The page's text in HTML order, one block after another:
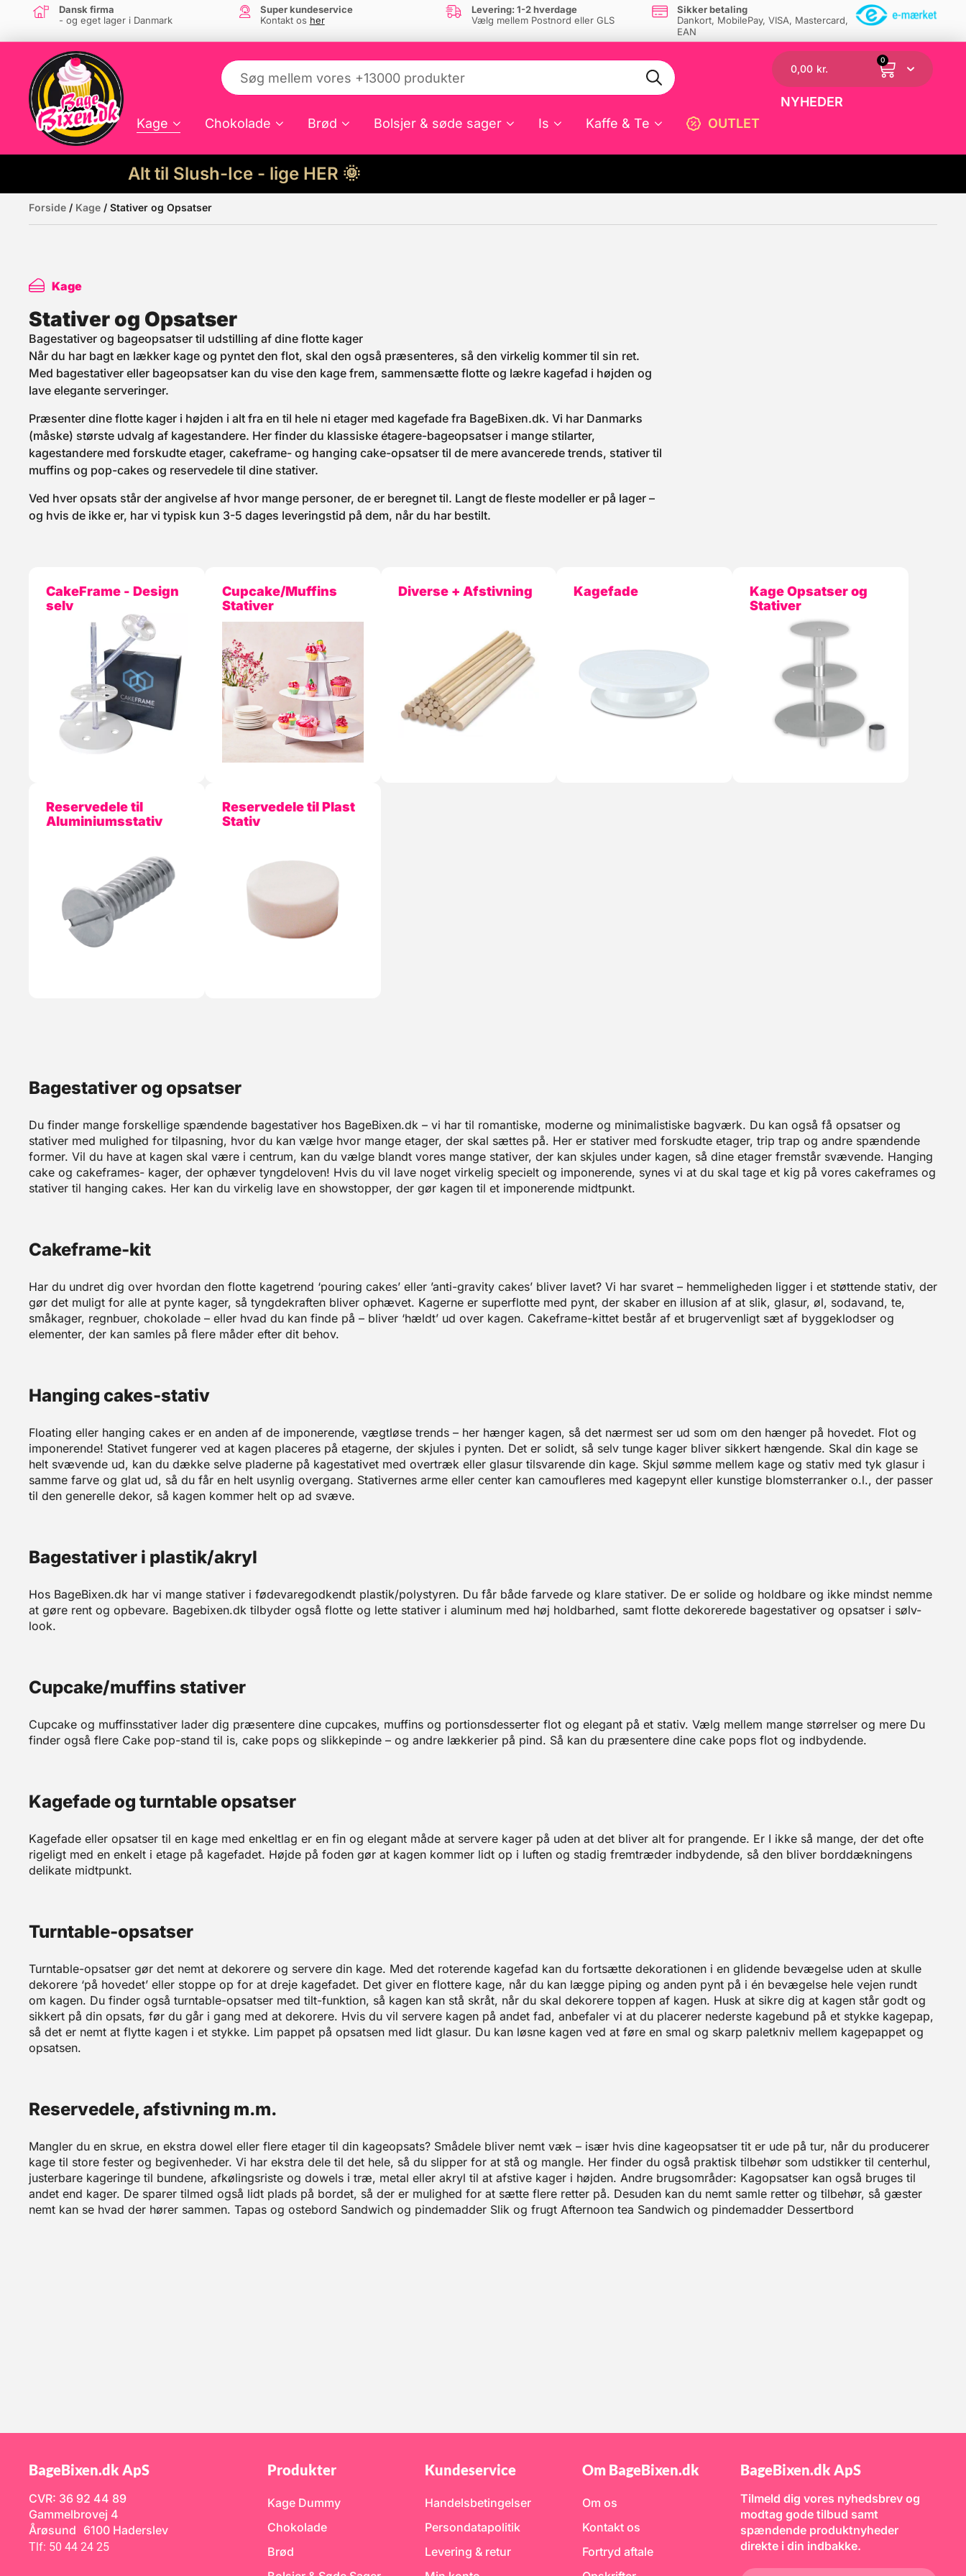
Dansk firma
- og eget lager i Danmark
Super kundeservice
Kontakt os her
Levering: 1-2 hverdage
Vælg mellem Postnord eller GLS
Sikker betaling
Dankort, MobilePay, VISA, Mastercard,
EAN
Kage Chokolade Brød Bolsjer & søde sager Is Kaffe & Te OUTLET
0,00 kr.
0
NYHEDER
Alt til Slush-Ice - lige HER 🌞
Forside / Kage / Stativer og Opsatser
Kage
Stativer og Opsatser
Bagestativer og bageopsatser til udstilling af dine flotte kager
Når du har bagt en lækker kage og pyntet den flot, skal den også præsenteres, så den virkelig kommer til sin ret.
Med bagestativer eller bageopsatser kan du vise den kage frem, sammensætte flotte og lækre kagefad i højden og
lave elegante serveringer.
Præsenter dine flotte kager i højden i alt fra en til hele ni etager med kagefade fra BageBixen.dk. Vi har Danmarks
(måske) største udvalg af kagestandere. Her finder du klassiske étagere-bageopsatser i mange stilarter,
kagestandere med forskudte etager, cakeframe- og hanging cake-opsatser til de mere avancerede trends, stativer til
muffins og pop-cakes og reservedele til dine stativer.
Ved hver opsats står der angivelse af hvor mange personer, de er beregnet til. Langt de fleste modeller er på lager –
og hvis de ikke er, har vi typisk kun 3-5 dages leveringstid på dem, når du har bestilt.
CakeFrame - Design
selv
Cupcake/Muffins
Stativer
Diverse + Afstivning Kagefade
Kage Opsatser og
Stativer
Reservedele til
Aluminiumsstativ
Reservedele til Plast
Stativ
Bagestativer og opsatser
Du finder mange forskellige spændende bagestativer hos BageBixen.dk – vi har til romantiske, moderne og minimalistiske bagværk. Du kan også få opsatser og
stativer med mulighed for tilpasning, hvor du kan vælge hvor mange etager, der skal sættes på. Her er stativer med forskudte etager, trip trap og andre spændende
former. Vil du have at kagen skal være i centrum, kan du vælge blandt vores mange stativer, der kan skjules under kagen, så dine etager fremstår svævende. Hanging
cake og cakeframes- kager, der ophæver tyngdeloven! Hvis du vil lave noget virkelig specielt og imponerende, synes vi at du skal tage et kig på vores cakeframes og
stativer til hanging cakes. Her kan du virkelig lave en showstopper, der gør kagen til et imponerende midtpunkt.
Cakeframe-kit
Har du undret dig over hvordan den flotte kagetrend ‘pouring cakes’ eller ’anti-gravity cakes’ bliver lavet? Vi har svaret – hemmeligheden ligger i et støttende stativ, der
gør det muligt for alle at pynte kager, så tyngdekraften bliver ophævet. Kagerne er superflotte med pynt, der skaber en illusion af at slik, glasur, øl, sodavand, te,
småkager, regnbuer, chokolade – eller hvad du kan finde på – bliver ‘hældt’ ud over kagen. Cakeframe-kittet består af et brugervenligt sæt af byggeklodser og
elementer, der kan samles på flere måder efter dit behov.
Hanging cakes-stativ
Floating eller hanging cakes er en anden af de imponerende, vægtløse trends – her hænger kagen, så det nærmest ser ud som om den hænger på hovedet. Flot og
imponerende! Stativet fungerer ved at kagen placeres på etagerne, der skjules i pynten. Det er solidt, så selv tunge kager bliver sikkert hængende. Skal din kage se
helt svævende ud, kan du dække selve pladerne på kagestativet med overtræk eller glasur tilsvarende din kage. Skjul sømme mellem kage og stativ med tyk glasur i
samme farve og glat ud, så du får en helt usynlig overgang. Stativernes arme eller center kan camoufleres med kagepynt eller kunstige blomsterranker o.l., der passer
til den generelle dekor, så kagen kommer helt op ad svæve.
Bagestativer i plastik/akryl
Hos BageBixen.dk har vi mange stativer i fødevaregodkendt plastik/polystyren. Du får både farvede og klare stativer. De er solide og holdbare og ikke mindst nemme
at gøre rent og opbevare. Bagebixen.dk tilbyder også flotte og lette stativer i aluminum med høj holdbarhed, samt flotte dekorerede bagestativer og opsatser i sølv-
look.
Cupcake/muffins stativer
Cupcake og muffinsstativer lader dig præsentere dine cupcakes, muffins og portionsdesserter flot og elegant på et stativ. Vælg mellem mange størrelser og mere Du
finder også flere Cake pop-stand til is, cake pops og slikkepinde – og andre lækkerier på pind. Så kan du præsentere dine cake pops flot og indbydende.
Kagefade og turntable opsatser
Kagefade eller opsatser til en kage med enkeltlag er en fin og elegant måde at servere kager på uden at det bliver alt for prangende. Er I ikke så mange, der det ofte
rigeligt med en enkelt i etage på kagefadet. Højde på foden gør at kagen kommer lidt op i luften og stadig fremtræder indbydende, så den bliver borddækningens
delikate midtpunkt.
Turntable-opsatser
Turntable-opsatser gør det nemt at dekorere og servere din kage. Med det roterende kagefad kan du fortsætte dekorationen i en glidende bevægelse uden at skulle
dekorere ‘på hovedet’ eller stoppe op for at dreje kagefadet. Det giver en flottere kage, når du kan lægge piping og anden pynt på i én bevægelse hele vejen rundt
om kagen. Du finder også turntable-opsatser med tilt-funktion, så kagen kan stå skråt, når du skal dekorere toppen af kagen. Husk at sikre dig at kagen står godt og
sikkert på din opsats, før du går i gang med at dekorere. Hvis du vil servere kagen på andet fad, anbefaler vi at du placerer nederste kagebund på et stykke kagepap,
så det er nemt at flytte kagen i et stykke. Lim pappet på opsatsen med lidt glasur. Du kan løsne kagen ved at føre en smal og skarp paletkniv mellem kagepappet og
opsatsen.
Reservedele, afstivning m.m.
Mangler du en skrue, en ekstra dowel eller flere etager til din kageopsats? Smådele bliver nemt væk – især hvis dine kageopsatser tit er ude på tur, når du producerer
kage til store fester og begivenheder. Vi har ekstra dele til det hele, så du slipper for at stå og mangle. Her finder du også praktisk tilbehør som udstikker til centerhul,
justerbare kageringe til bundene, afkølingsriste og dowels i træ, metal eller akryl til at afstive kager i højden. Andre brugsområder: Kagopsatser kan også bruges til
andet end kager. De sparer tilmed også lidt plads på bordet, så der er mulighed for at sætte flere retter på. Desuden kan du nemt samle retter og tilbehør, så gæster
nemt kan se hvad der hører sammen. Tapas og ostebord Sandwich og pindemadder Slik og frugt Afternoon tea Sandwich og pindemadder Dessertbord
BageBixen.dk ApS
CVR: 36 92 44 89
Gammelbrovej 4
Årøsund 6100 Haderslev
Tlf: 50 44 24 25
Produkter
Kage Dummy
Chokolade
Brød
Kundeservice
Handelsbetingelser
Persondatapolitik
Levering & retur
Om BageBixen.dk
Om os
Kontakt os
Fortryd aftale
BageBixen.dk ApS
Tilmeld dig vores nyhedsbrev og
modtag gode tilbud samt
spændende produktnyheder
direkte i din indbakke.